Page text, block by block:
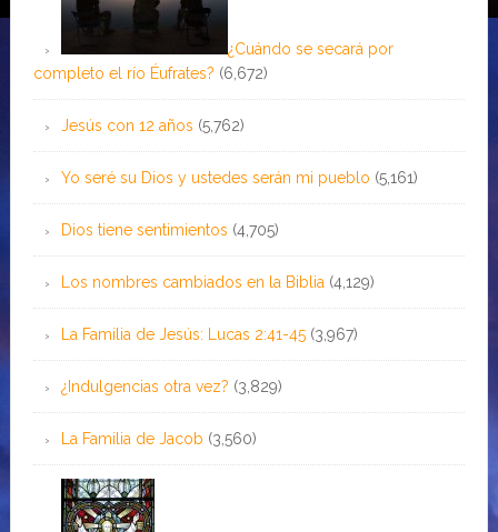
¿Cuándo se secará por
completo el río Éufrates? (6,672)
Jesús con 12 años (5,762)
Yo seré su Dios y ustedes serán mi pueblo (5,161)
Dios tiene sentimientos (4,705)
Los nombres cambiados en la Biblia (4,129)
La Familia de Jesús: Lucas 2:41-45 (3,967)
¿Indulgencias otra vez? (3,829)
La Familia de Jacob (3,560)